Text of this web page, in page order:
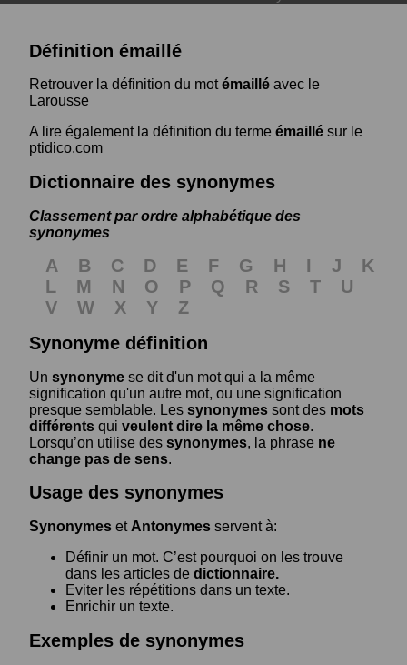
Définition émaillé
Retrouver la définition du motémaillé avec le
Larousse
A lire également la définition du terme émaillé sur le
ptidico.com
Dictionnaire des synonymes
Classement par ordre alphabétique des
synonymes
A B C D E F G H I J
K
L
M N O P Q R S T
U
V
W X Y
Z
Synonyme définition
Un synonyme se dit d'un mot qui a la même
signification qu'un autre mot, ou une signification
presque semblable. Les synonymes sont des mots
différents qui veulent dire la même chose.
Lorsqu’on utilise des synonymes, la phrase ne
change pas de sens.
Usage des synonymes
Synonymes et Antonymes servent à:
Définir un mot. C’est pourquoi on les trouve
dans les articles de dictionnaire.
Eviter les répétitions dans un texte.
Enrichir un texte.
Exemples de synonymes